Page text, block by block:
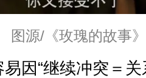
图源/《玫瑰的故事》
因“继续冲突＝